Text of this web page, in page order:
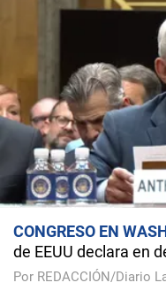
CONGRESO EN
de EEUU declara en
Por REDACCIÓN/Diario